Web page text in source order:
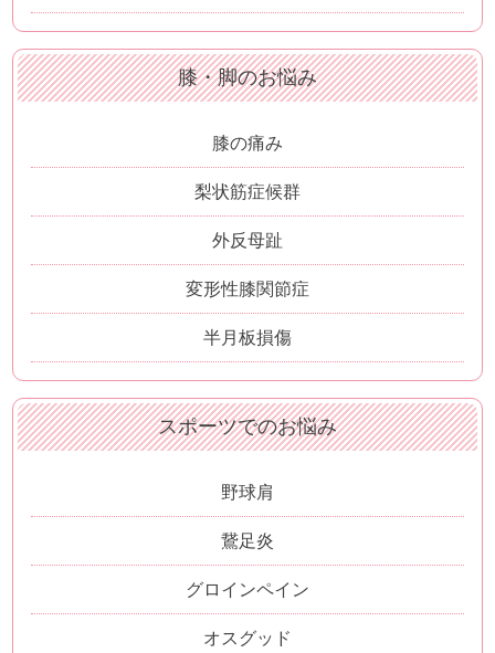
膝・脚のお悩み
膝の痛み
梨状筋症候群
外反母趾
変形性膝関節症
半月板損傷
スポーツでのお悩み
野球肩
鵞足炎
グロインペイン
オスグッド